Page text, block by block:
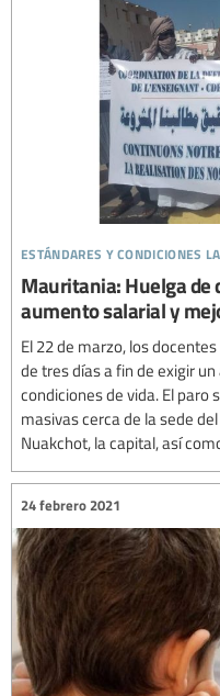
estándares y condiciones
Mauritania: Huelga de
aumento salarial y
El 22 de marzo, los
de tres días a fin de exigir
condiciones de vida. El
masivas cerca de la sede
Nuakchot, la capital, así
24 febrero 2021